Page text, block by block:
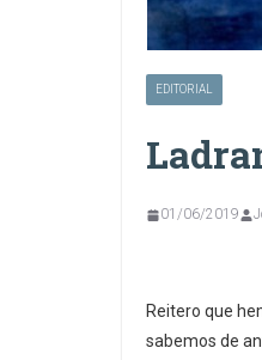
EDITORIAL
01/06/2019
Reitero que
sabemos de